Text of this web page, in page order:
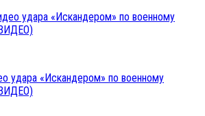
удара «Искандером» по военному